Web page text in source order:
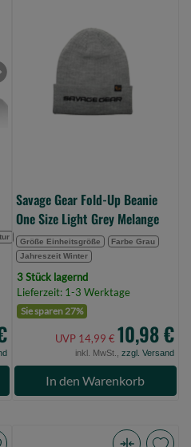
(Bild
0)
Savage Gear Fold-Up Beanie
One Size Light Grey Melange
Größe Einheitsgröße
Farbe Grau
Jahreszeit Winter
3 Stück lagernd
Lieferzeit: 1-3 Werktage
Sie sparen 27%
UVP 14,99 € 10,98 €
inkl. MwSt., zzgl. Versand
In den Warenkorb